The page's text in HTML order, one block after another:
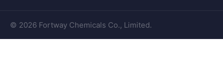
© 2026 Fortway Chemicals Co., Limited.